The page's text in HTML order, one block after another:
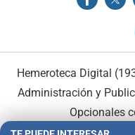
Hemeroteca Digital
Administración y
Opcionales